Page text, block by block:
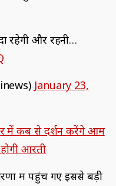
रहेगी और रहनी…
January 23,
में कब से दर्शन करेंगे आम
आरती
में पहुंच गए इससे बड़ी